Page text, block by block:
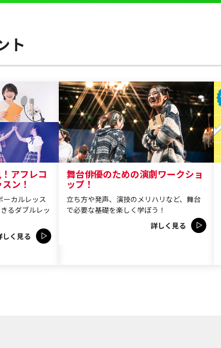
ト
アフレコ
ン！
ーカルレッス
るダブルレッ
しく見る
舞台俳優のための演劇ワークショ
ップ！
立ち方や発声、演技のメリハリなど、舞台
で必要な基礎を楽しく学ぼう！
詳しく見る